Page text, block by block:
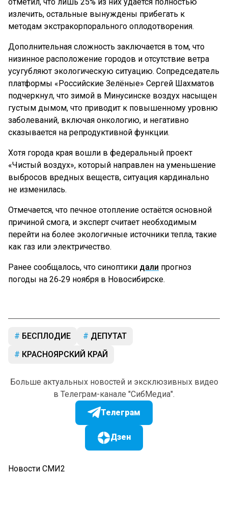
отметил, что лишь 25% из них удается полностью
излечить, остальные вынуждены прибегать к
методам экстракорпорального оплодотворения.
Дополнительная сложность заключается в том, что
низинное расположение городов и отсутствие ветра
усугубляют экологическую ситуацию. Сопредседатель
платформы «Российские Зелёные» Сергей Шахматов
подчеркнул, что зимой в Минусинске воздух насыщен
густым дымом, что приводит к повышенному уровню
заболеваний, включая онкологию, и негативно
сказывается на репродуктивной функции.
Хотя города края вошли в федеральный проект
«Чистый воздух», который направлен на уменьшение
выбросов вредных веществ, ситуация кардинально
не изменилась.
Отмечается, что печное отопление остаётся основной
причиной смога, и эксперт считает необходимым
перейти на более экологичные источники тепла, такие
как газ или электричество.
Ранее сообщалось, что синоптики дали прогноз
погоды на 26‑29 ноября в Новосибирске.
БЕСПЛОДИЕ
ДЕПУТАТ
КРАСНОЯРСКИЙ КРАЙ
Больше актуальных новостей и эксклюзивных видео
в Телеграм-канале "СибМедиа".
Телеграм
Дзен
Новости СМИ2